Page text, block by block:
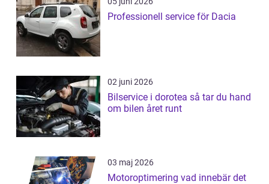
Professionell service för Dacia
02 juni 2026
Bilservice i dorotea så tar du hand
om bilen året runt
03 maj 2026
Motoroptimering vad innebär det